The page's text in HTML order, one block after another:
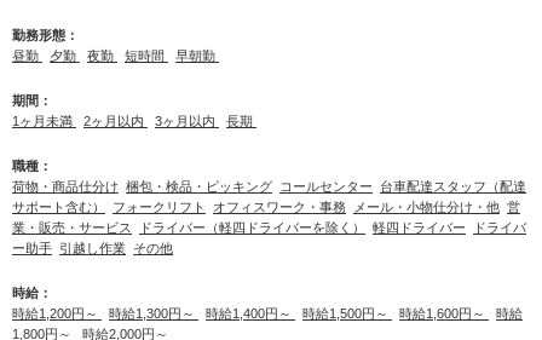
勤務形態：
昼勤
夕勤 夜勤 短時間 早朝勤
期間：
1ヶ月未満
2ヶ月以内 3ヶ月以内 長期
職種：
荷物・商品仕分け 梱包・検品・ピッキング コールセンター
台車配達スタッフ（配達
サポート含む）
フォークリフト オフィスワーク・事務 メール・小物仕分け・他 営
業・販売・サービス
ドライバー（軽四ドライバーを除く） 軽四ドライバー
ドライバ
ー助手 引越し作業 その他
時給：
時給1,200円～
時給1,300円～ 時給1,400円～ 時給1,500円～ 時給1,600円～
時給
1,800円～
時給2,000円～